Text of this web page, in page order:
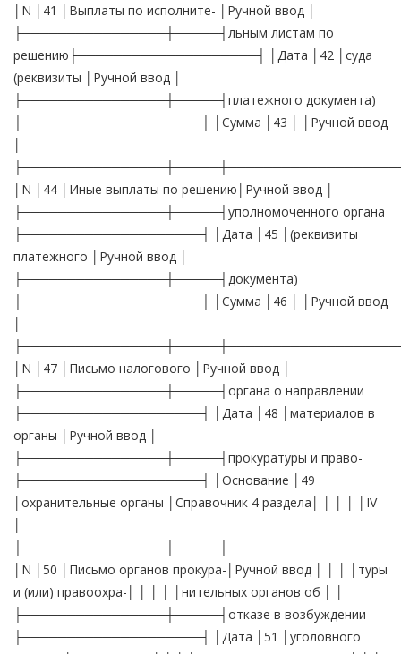
│N │41 │Выплаты по исполните- │Ручной ввод │
├────────────────┼─────┤льным листам по
решению├────────────────────┤ │Дата │42 │суда
(реквизиты │Ручной ввод │
├────────────────┼─────┤платежного документа)
├────────────────────┤ │Сумма │43 │ │Ручной ввод
│N │44 │Иные выплаты по решению│Ручной ввод │
├────────────────┼─────┤уполномоченного органа
├────────────────────┤ │Дата │45 │(реквизиты
платежного │Ручной ввод │
├────────────────┼─────┤документа)
├────────────────────┤ │Сумма │46 │ │Ручной ввод
│N │47 │Письмо налогового │Ручной ввод │
├────────────────┼─────┤органа о направлении
├────────────────────┤ │Дата │48 │материалов в
органы │Ручной ввод │
├────────────────┼─────┤прокуратуры и право-
├────────────────────┤ │Основание │49
│охранительные органы │Справочник 4 раздела│ │ │ │ │IV
│N │50 │Письмо органов прокура-│Ручной ввод │ │ │ │туры
и (или) правоохра-│ │ │ │ │нительных органов об │ │
├────────────────┼─────┤отказе в возбуждении
├────────────────────┤ │Дата │51 │уголовного